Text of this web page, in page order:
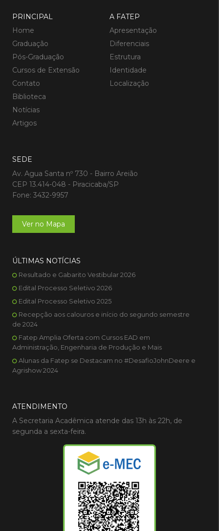
PRINCIPAL
Home
Graduação
Pós-Graduação
Cursos de Extensão
Contato
Biblioteca
Notícias
Artigos
A FATEP
Apresentação
Diferenciais
Estrutura
Identidade
Localização
SEDE
Av. Agua Santa nº 730 - Bairro Areião
CEP 13.414-048 - Piracicaba/SP
Fone: 3432-9957
Ver no Mapa
ÚLTIMAS NOTÍCIAS
Resultado e Gabarito Vestibular 2026
Edital Processo Seletivo 2026
Edital Processo Seletivo 2025
Recepção aos calouros e início do segundo semestre
de 2024
Fatep Amplia Oferta com Cursos EAD em
Administração, Engenharia de Produção e Mais
Alunas da Fatep se Destacam no #DesafioJohnDeere e
Agrishow 2024
ATENDIMENTO
A Secretaria Acadêmica atende das 13h às 22h, de
segunda a sexta-feira.